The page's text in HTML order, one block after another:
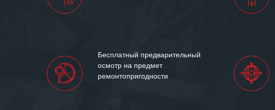
Бесплатный предварительный
осмотр на предмет
ремонтопригодности